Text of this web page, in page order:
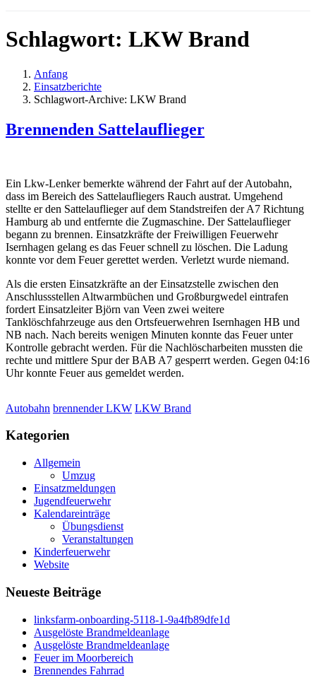
Schlagwort: LKW Brand
Anfang
Einsatzberichte
Schlagwort-Archive: LKW Brand
Brennenden Sattelauflieger
Ein Lkw-Lenker bemerkte während der Fahrt auf der Autobahn,
dass im Bereich des Sattelaufliegers Rauch austrat. Umgehend
stellte er den Sattelauflieger auf dem Standstreifen der A7 Richtung
Hamburg ab und entfernte die Zugmaschine. Der Sattelauflieger
begann zu brennen. Einsatzkräfte der Freiwilligen Feuerwehr
Isernhagen gelang es das Feuer schnell zu löschen. Die Ladung
konnte vor dem Feuer gerettet werden. Verletzt wurde niemand.
Als die ersten Einsatzkräfte an der Einsatzstelle zwischen den
Anschlussstellen Altwarmbüchen und Großburgwedel eintrafen
fordert Einsatzleiter Björn van Veen zwei weitere
Tanklöschfahrzeuge aus den Ortsfeuerwehren Isernhagen HB und
NB nach. Nach bereits wenigen Minuten konnte das Feuer unter
Kontrolle gebracht werden. Für die Nachlöscharbeiten mussten die
rechte und mittlere Spur der BAB A7 gesperrt werden. Gegen 04:16
Uhr konnte Feuer aus gemeldet werden.
Autobahn brennender LKW LKW Brand
Kategorien
Allgemein
Umzug
Einsatzmeldungen
Jugendfeuerwehr
Kalendareinträge
Übungsdienst
Veranstaltungen
Kinderfeuerwehr
Website
Neueste Beiträge
linksfarm-onboarding-5118-1-9a4fb89dfe1d
Ausgelöste Brandmeldeanlage
Ausgelöste Brandmeldeanlage
Feuer im Moorbereich
Brennendes Fahrrad